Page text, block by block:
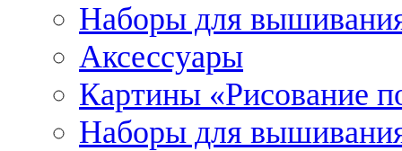
Наборы для
Аксессуары
Картины «Рисование
Наборы для